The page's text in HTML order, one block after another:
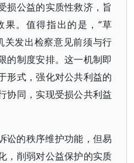
损公益的实质性救济，旨
。值得指出的是，“草
关发出检察意见前须与行
的制度安排。这一机制即
形式，强化对公共利益的
协同，实现受损公共利益
讼的秩序维护功能，但易
，削弱对公益保护的实质